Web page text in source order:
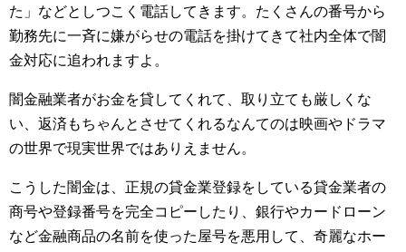
た」などとしつこく電話してきます。たくさんの番号から
勤務先に一斉に嫌がらせの電話を掛けてきて社内全体で闇
金対応に追われますよ。
闇金融業者がお金を貸してくれて、取り立ても厳しくな
い、返済もちゃんとさせてくれるなんてのは映画やドラマ
の世界で現実世界ではありえません。
こうした闇金は、正規の貸金業登録をしている貸金業者の
商号や登録番号を完全コピーしたり、銀行やカードローン
など金融商品の名前を使った屋号を悪用して、奇麗なホー